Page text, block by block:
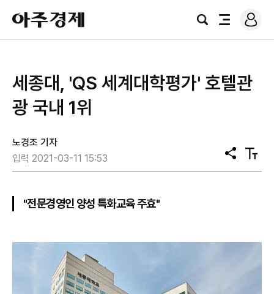
아
주
경
검
전
로
그
세종대, 'QS 세계대학평가' 호텔관
광 국내 1위
노경조 기자
입력 2021-03-11 15:53
공
유
텍
스
"전문경영인 양성 특화교육 주효"